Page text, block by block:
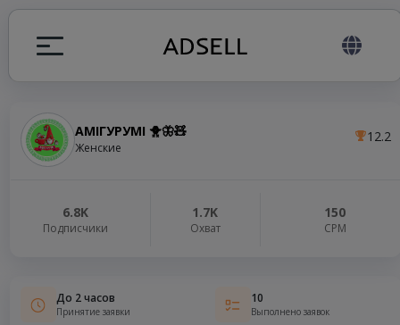
АМІГУРУМІ 🐥🦋🧸
Женские
12.2
6.8K
Подписчики
1.7K
Охват
150
СРМ
До 2 часов
Принятие заявки
10
Выполнено заявок